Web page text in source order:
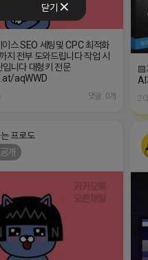
닫기
스 SEO 세팅및 CPC 최적화
지 전부 도와드립니다 작업 시
니다 대형키 전문
aqWWD
댓글: 0개
▤
AI
프로도
개